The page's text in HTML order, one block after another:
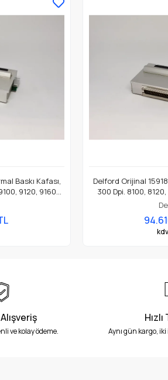
Baskı Kafası,
9120, 9160
Delford Orijinal
300 Dpi. 8100,
Etiket
ve kolay ödeme. Aynı gün kargo,